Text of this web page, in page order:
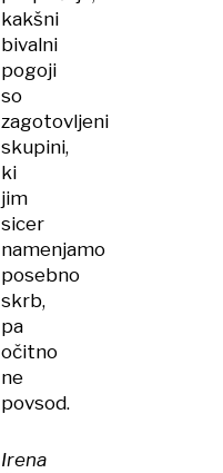
kakšni
bivalni
pogoji
so
zagotovljeni
skupini,
ki
jim
sicer
namenjamo
posebno
skrb,
pa
očitno
ne
povsod.
Irena